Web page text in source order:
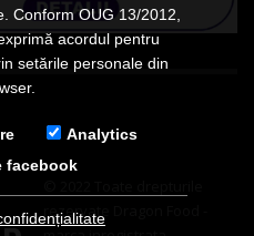
rezervate Dragon Food -
Conform OUG 13/2012,
acordul pentru
setările personale din
Analytics
facebook